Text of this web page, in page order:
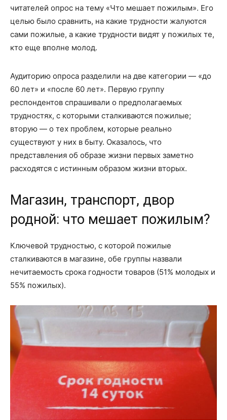
читателей опрос на тему «Что мешает пожилым». Его
целью было сравнить, на какие трудности жалуются
сами пожилые, а какие трудности видят у пожилых те,
кто еще вполне молод.
Аудиторию опроса разделили на две категории — «до
60 лет» и «после 60 лет». Первую группу
респондентов спрашивали о предполагаемых
трудностях, с которыми сталкиваются пожилые;
вторую — о тех проблем, которые реально
существуют у них в быту. Оказалось, что
представления об образе жизни первых заметно
расходятся с истинным образом жизни вторых.
Магазин, транспорт, двор
родной: что мешает пожилым?
Ключевой трудностью, с которой пожилые
сталкиваются в магазине, обе группы назвали
нечитаемость срока годности товаров (51% молодых и
55% пожилых).